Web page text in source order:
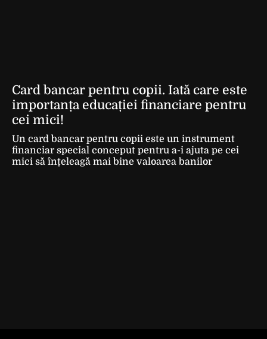
Card bancar pentru copii. Iată care este
importanța educației financiare pentru
cei mici!
Un card bancar pentru copii este un instrument
financiar special conceput pentru a-i ajuta pe cei
mici să înțeleagă mai bine valoarea banilor